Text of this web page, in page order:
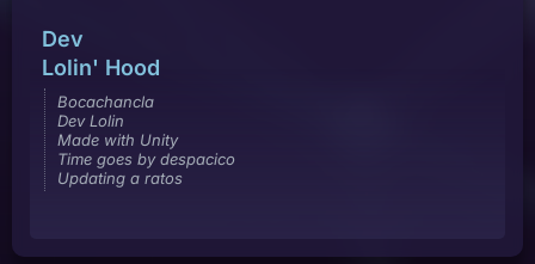
Dev
Lolin' Hood
Bocachancla
Dev Lolin
Made with Unity
Time goes by despacico
Updating a ratos